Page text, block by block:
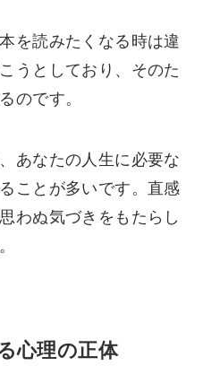
を読みたくなる時は違
うとしており、そのた
のです。
あなたの人生に必要な
ことが多いです。直感
わぬ気づきをもたらし
心理の正体